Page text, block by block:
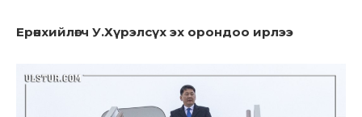
Ерөнхийлөгч У.Хүрэлсүх эх орондоо ирлээ